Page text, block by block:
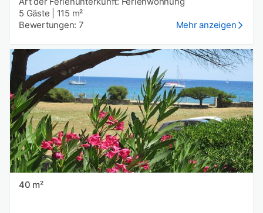
5 Gäste
115 m²
Bewertungen: 7
Mehr anzeigen
40 m²